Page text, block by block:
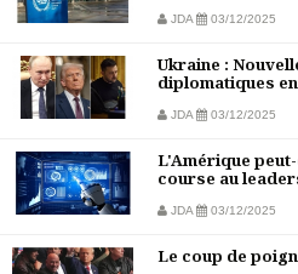
JDA 03/12/2025
Ukraine :
diplomatiques
JDA 03/12/2025
L'Amérique
course au
JDA 03/12/2025
Le coup de